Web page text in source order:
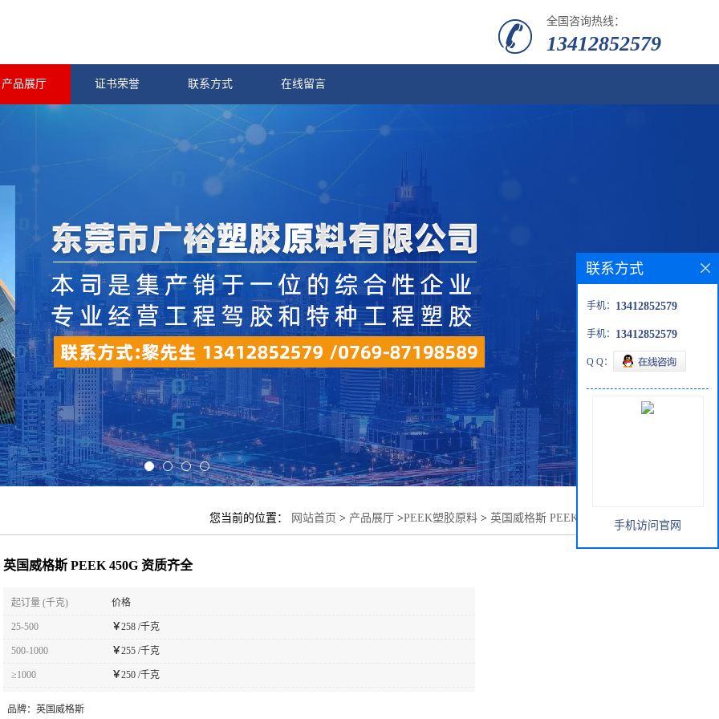
全国咨询热线：
13412852579
产品展厅 证书荣誉 联系方式 在线留言
您当前的位置： 网站首页 > 产品展厅 >PEEK塑胶原料 > 英国威格斯 PEEK 450G 资质齐全
英国威格斯 PEEK 450G 资质齐全
起订量 (千克) 价格
25-500 ￥258 /千克
500-1000 ￥255 /千克
≥1000 ￥250 /千克
品牌： 英国威格斯
联系方式
手机： 13412852579
手机： 13412852579
Q Q：
手机访问官网